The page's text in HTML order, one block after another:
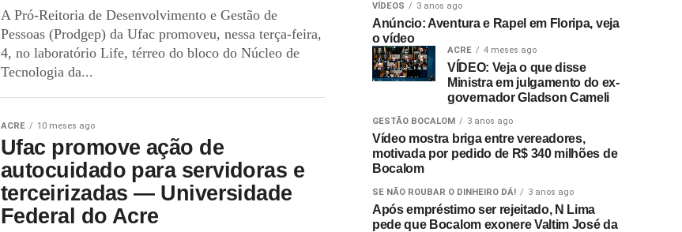
A Pró-Reitoria de Desenvolvimento e Gestão de
Pessoas (Prodgep) da Ufac promoveu, nessa terça-feira,
4, no laboratório Life, térreo do bloco do Núcleo de
Tecnologia da...
ACRE 10 meses ago
Ufac promove ação de
autocuidado para servidoras e
terceirizadas — Universidade
Federal do Acre
VÍDEOS 3 anos ago
Anúncio: Aventura e Rapel em Floripa, veja
o vídeo
ACRE 4 meses ago
VÍDEO: Veja o que disse
Ministra em julgamento do ex-
governador Gladson Cameli
GESTÃO BOCALOM 3 anos ago
Vídeo mostra briga entre vereadores,
motivada por pedido de R$ 340 milhões de
Bocalom
SE NÃO ROUBAR O DINHEIRO DÁ! 3 anos ago
Após empréstimo ser rejeitado, N Lima
pede que Bocalom exonere Valtim José da